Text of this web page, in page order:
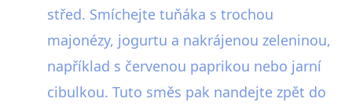
střed. Smíchejte tuňáka s trochou
majonézy, jogurtu a nakrájenou zeleninou,
například s červenou paprikou nebo jarní
cibulkou. Tuto směs pak nandejte zpět do